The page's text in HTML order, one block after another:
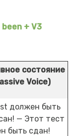
+ V3
состояние
Voice)
должен быть
— Этот тест
быть сдан!